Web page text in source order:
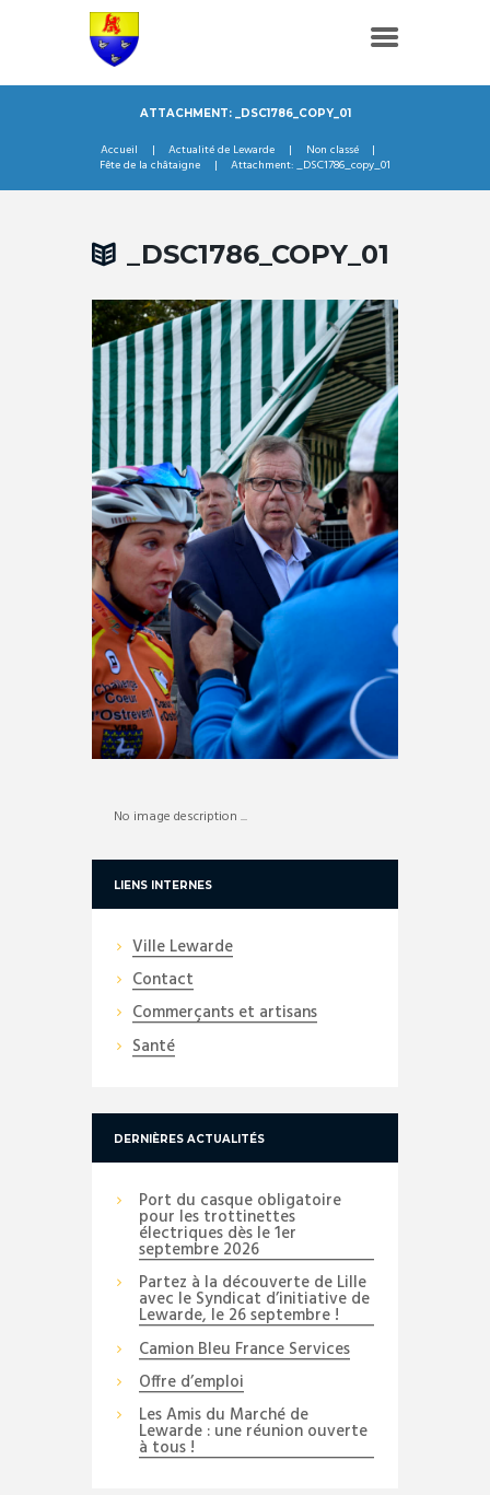
ATTACHMENT: _DSC1786_COPY_01
Accueil Actualité de Lewarde
Non classé
Fête de la châtaigne
Attachment: _DSC1786_copy_01
_DSC1786_COPY_01
No image description ...
LIENS INTERNES
Ville Lewarde
Contact
Commerçants et artisans
Santé
DERNIÈRES ACTUALITÉS
Port du casque obligatoire
pour les trottinettes
électriques dès le 1er
septembre 2026
Partez à la découverte de Lille
avec le Syndicat d’initiative de
Lewarde, le 26 septembre !
Camion Bleu France Services
Offre d’emploi
Les Amis du Marché de
Lewarde : une réunion ouverte
à tous !